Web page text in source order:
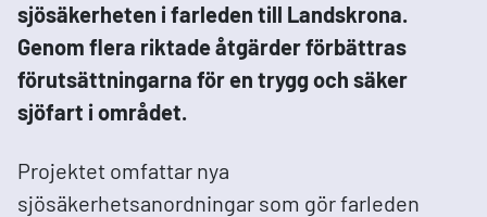
sjösäkerheten i farleden till Landskrona.
Genom flera riktade åtgärder förbättras
förutsättningarna för en trygg och säker
sjöfart i området.
Projektet omfattar nya
sjösäkerhetsanordningar som gör farleden